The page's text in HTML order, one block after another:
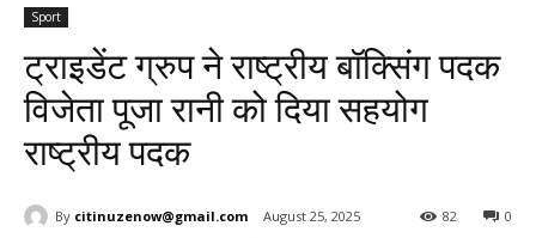
Sport
ट्राइडेंट ग्रुप ने राष्ट्रीय बॉक्सिंग पदक
विजेता पूजा रानी को दिया सहयोग
राष्ट्रीय पदक
By citinuzenow@gmail.com August 25, 2025 0
82